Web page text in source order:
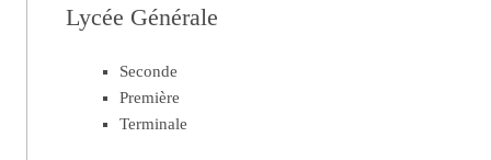
Lycée Générale
Seconde
Première
Terminale